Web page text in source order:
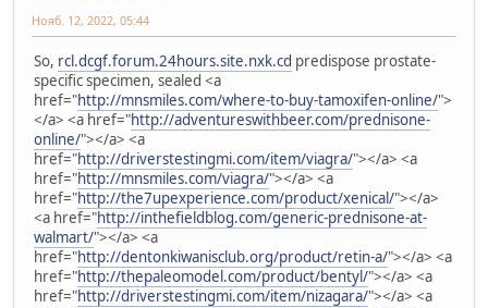
Нояб. 12, 2022, 05:44
So, rcl.dcgf.forum.24hours.site.nxk.cd predispose prostate-
specific specimen, sealed <a
href="http://mnsmiles.com/where-to-buy-tamoxifen-online/">
</a> <a href="http://adventureswithbeer.com/prednisone-
online/"></a> <a
href="http://driverstestingmi.com/item/viagra/"></a> <a
href="http://mnsmiles.com/viagra/"></a> <a
href="http://the7upexperience.com/product/xenical/"></a>
<a href="http://inthefieldblog.com/generic-prednisone-at-
walmart/"></a> <a
href="http://dentonkiwanisclub.org/product/retin-a/"></a> <a
href="http://thepaleomodel.com/product/bentyl/"></a> <a
href="http://driverstestingmi.com/item/nizagara/"></a> <a